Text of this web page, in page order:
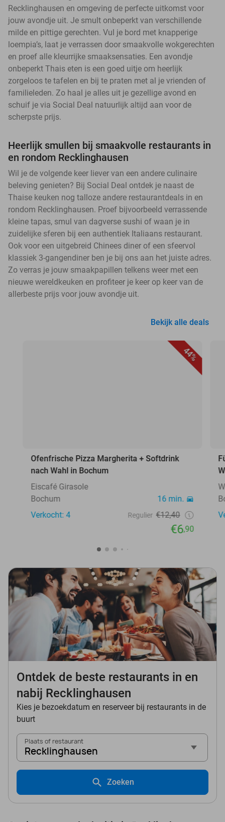
Recklinghausen en omgeving de perfecte uitkomst voor
jouw avondje uit. Je smult onbeperkt van verschillende
milde en pittige gerechten. Vul je bord met knapperige
loempia’s, laat je verrassen door smaakvolle wokgerechten
en proef alle kleurrijke smaaksensaties. Een avondje
onbeperkt Thais eten is een goed uitje om heerlijk
zorgeloos te tafelen en bij te praten met al je vrienden of
familieleden. Zo haal je alles uit je gezellige avond en
schuif je via Social Deal natuurlijk altijd aan voor de
scherpste prijs.
Heerlijk smullen bij smaakvolle restaurants in
en rondom Recklinghausen
Wil je de volgende keer liever van een andere culinaire
beleving genieten? Bij Social Deal ontdek je naast de
Thaise keuken nog talloze andere restaurantdeals in en
rondom Recklinghausen. Proef bijvoorbeeld verrassende
kleine tapas, smul van dagverse sushi of waan je in
zuidelijke sferen bij een authentiek Italiaans restaurant.
Ook voor een uitgebreid Chinees diner of een sfeervol
klassiek 3-gangendiner ben je bij ons aan het juiste adres.
Zo verras je jouw smaakpapillen telkens weer met een
nieuwe wereldkeuken en profiteer je keer op keer van de
allerbeste prijs voor jouw avondje uit.
Bekijk alle deals
44%
Ofenfrische Pizza Margherita + Softdrink
nach Wahl in Bochum
Eiscafé Girasole
Bochum
16 min.
Verkocht: 4
Regulier €12,40
€6,90
Ontdek de beste restaurants in en
nabij Recklinghausen
Kies je bezoekdatum en reserveer bij restaurants in de
buurt
Plaats of restaurant
Recklinghausen
Zoeken